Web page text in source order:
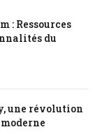
: Ressources
du
une révolution